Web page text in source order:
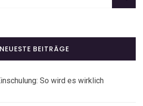
NEUESTE BEITRÄGE
So wird es wirklich